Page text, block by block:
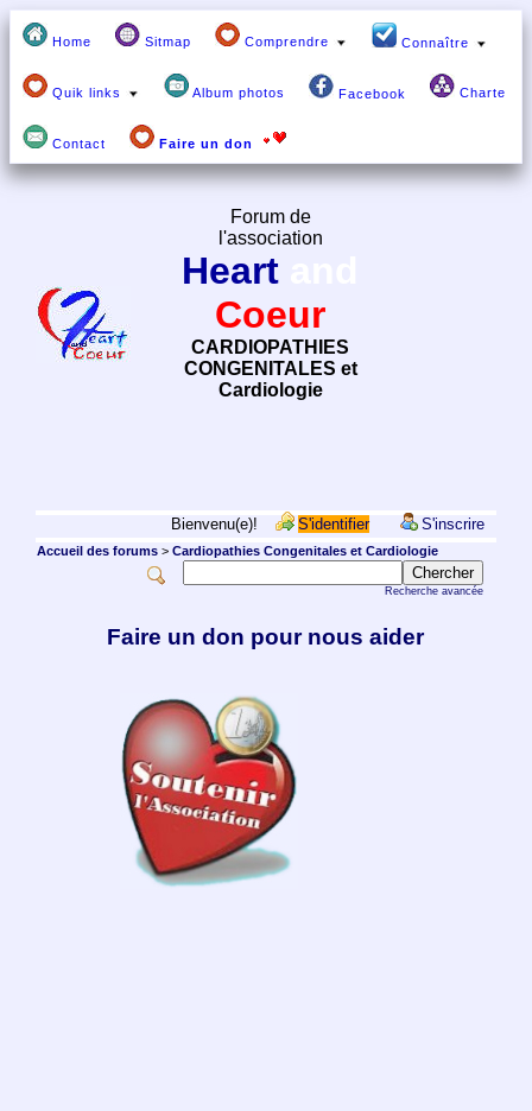
Home Sitmap Comprendre Connaître
Quik links Album photos Facebook Charte
Contact Faire un don
Forum de
l'association
Heart
Coeur
CARDIOPATHIES
CONGENITALES et
Cardiologie
Bienvenu(e)! S'identifier S'inscrire
Accueil des forums> Cardiopathies Congenitales et Cardiologie
Recherche avancée
Faire un don pour nous aider